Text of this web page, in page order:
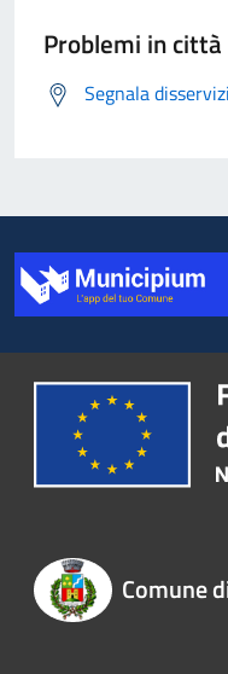
Problemi in città
Segnala
Comune